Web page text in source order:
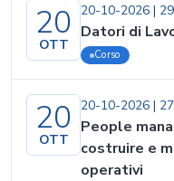
20
OTT
20-10-2026 |
Datori di
Corso
20
OTT
20-10-2026 |
People
costruire e
operativi